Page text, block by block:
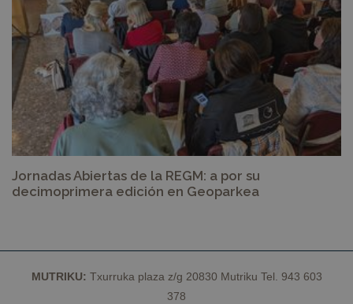
Jornadas Abiertas de la REGM: a por su
decimoprimera edición en Geoparkea
MUTRIKU: Txurruka plaza z/g 20830 Mutriku Tel. 943 603
378